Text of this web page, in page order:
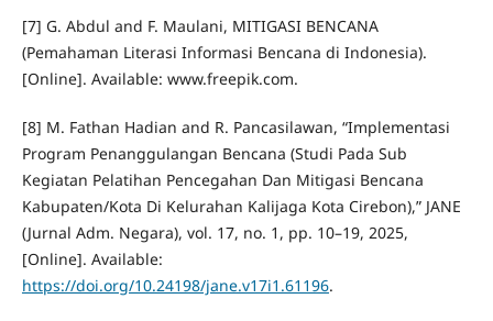
[7] G. Abdul and F. Maulani, MITIGASI BENCANA
(Pemahaman Literasi Informasi Bencana di Indonesia).
[Online]. Available: www.freepik.com.
[8] M. Fathan Hadian and R. Pancasilawan, “Implementasi
Program Penanggulangan Bencana (Studi Pada Sub
Kegiatan Pelatihan Pencegahan Dan Mitigasi Bencana
Kabupaten/Kota Di Kelurahan Kalijaga Kota Cirebon),” JANE
(Jurnal Adm. Negara), vol. 17, no. 1, pp. 10–19, 2025,
[Online]. Available:
https://doi.org/10.24198/jane.v17i1.61196.